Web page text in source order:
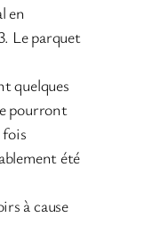
en
Le parquet
quelques
pourront
fois
été
à cause